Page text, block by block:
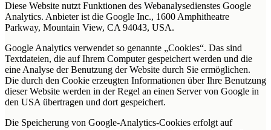
Diese Website nutzt Funktionen des Webanalysedienstes Google
Analytics. Anbieter ist die Google Inc., 1600 Amphitheatre
Parkway, Mountain View, CA 94043, USA.
Google Analytics verwendet so genannte „Cookies“. Das sind
Textdateien, die auf Ihrem Computer gespeichert werden und die
eine Analyse der Benutzung der Website durch Sie ermöglichen.
Die durch den Cookie erzeugten Informationen über Ihre Benutzung
dieser Website werden in der Regel an einen Server von Google in
den USA übertragen und dort gespeichert.
Die Speicherung von Google-Analytics-Cookies erfolgt auf